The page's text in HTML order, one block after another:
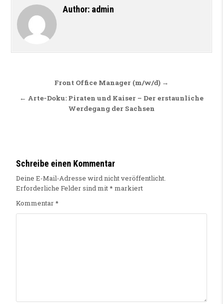
Author: admin
Beitragsnavigation
Front Office Manager (m/w/d) →
← Arte-Doku: Piraten und Kaiser – Der erstaunliche
Werdegang der Sachsen
Schreibe einen Kommentar
Deine E-Mail-Adresse wird nicht veröffentlicht.
Erforderliche Felder sind mit* markiert
Kommentar*